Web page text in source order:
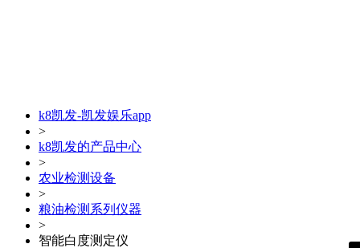
k8凯发-凯发娱乐app
>
k8凯发的产品中心
>
农业检测设备
>
粮油检测系列仪器
>
智能白度测定仪